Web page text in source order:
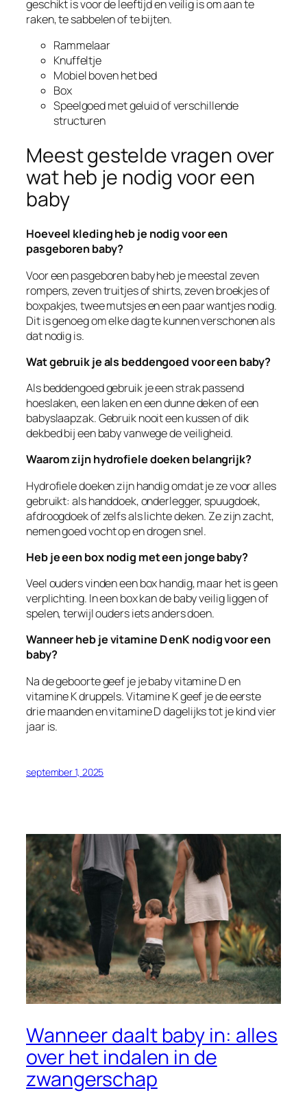
geschikt is voor de leeftijd en veilig is om aan te
raken, te sabbelen of te bijten.
Rammelaar
Knuffeltje
Mobiel boven het bed
Box
Speelgoed met geluid of verschillende
structuren
Meest gestelde vragen over
wat heb je nodig voor een
baby
Hoeveel kleding heb je nodig voor een
pasgeboren baby?
Voor een pasgeboren baby heb je meestal zeven
rompers, zeven truitjes of shirts, zeven broekjes of
boxpakjes, twee mutsjes en een paar wantjes nodig.
Dit is genoeg om elke dag te kunnen verschonen als
dat nodig is.
Wat gebruik je als beddengoed voor een baby?
Als beddengoed gebruik je een strak passend
hoeslaken, een laken en een dunne deken of een
babyslaapzak. Gebruik nooit een kussen of dik
dekbed bij een baby vanwege de veiligheid.
Waarom zijn hydrofiele doeken belangrijk?
Hydrofiele doeken zijn handig omdat je ze voor alles
gebruikt: als handdoek, onderlegger, spuugdoek,
afdroogdoek of zelfs als lichte deken. Ze zijn zacht,
nemen goed vocht op en drogen snel.
Heb je een box nodig met een jonge baby?
Veel ouders vinden een box handig, maar het is geen
verplichting. In een box kan de baby veilig liggen of
spelen, terwijl ouders iets anders doen.
Wanneer heb je vitamine D enK nodig voor een
baby?
Na de geboorte geef je je baby vitamine D en
vitamine K druppels. Vitamine K geef je de eerste
drie maanden en vitamine D dagelijks tot je kind vier
jaar is.
september 1, 2025
Wanneer daalt baby in: alles
over het indalen in de
zwangerschap